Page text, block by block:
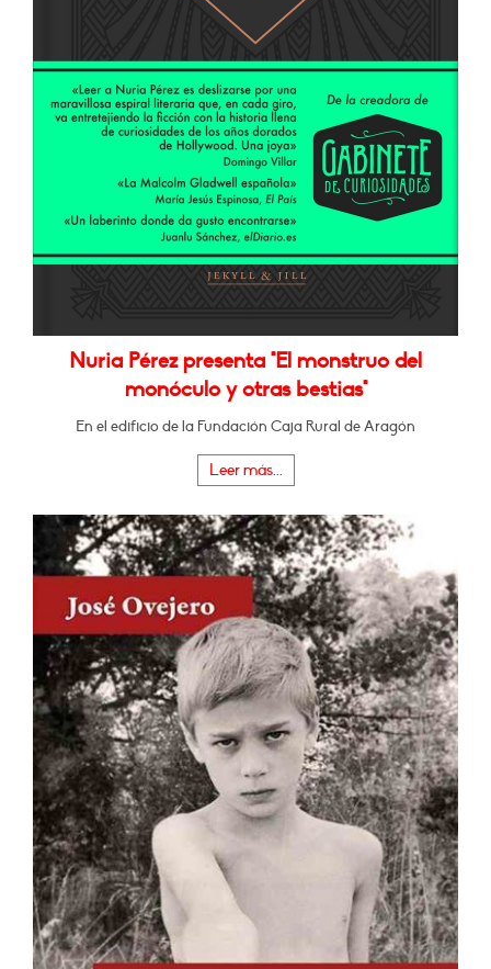
Nuria Pérez presenta "El monstruo del
monóculo y otras bestias"
En el edificio de la Fundación Caja Rural de Aragón
Leer más...